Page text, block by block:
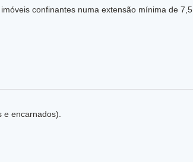
Levantamento do existente: plantas; cortes (longitudinais e transversais); alçados (incluindo os imóveis confinantes numa
Sobreposição do existente com a proposta (com utilização das cores convencionais – amarelos e encarnados).